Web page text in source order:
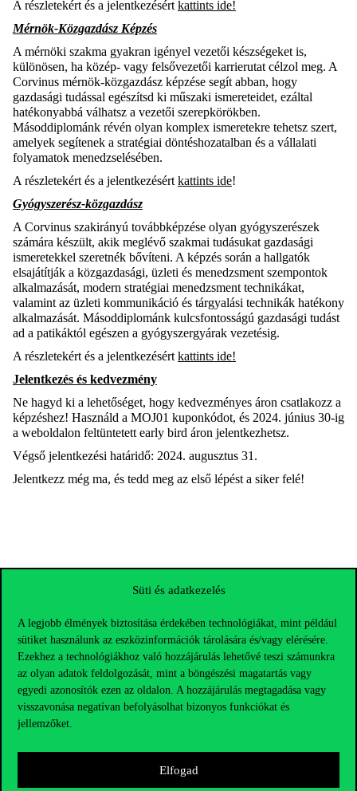
Süti és adatkezelés
A legjobb élmények biztosítása érdekében technológiákat, mint például
sütiket használunk az eszközinformációk tárolására és/vagy elérésére.
Ezekhez a technológiákhoz való hozzájárulás lehetővé teszi számunkra
az olyan adatok feldolgozását, mint a böngészési magatartás vagy
egyedi azonosítók ezen az oldalon. A hozzájárulás megtagadása vagy
visszavonása negatívan befolyásolhat bizonyos funkciókat és
jellemzőket.
Elfogad
A részletekért és a jelentkezésért kattints ide!
Mérnök-Közgazdász Képzés
A mérnöki szakma gyakran igényel vezetői készségeket is,
különösen, ha közép- vagy felsővezetői karrierutat célzol meg. A
Corvinus mérnök-közgazdász képzése segít abban, hogy
gazdasági tudással egészítsd ki műszaki ismereteidet, ezáltal
hatékonyabbá válhatsz a vezetői szerepkörökben.
Másoddiplománk révén olyan komplex ismeretekre tehetsz szert,
amelyek segítenek a stratégiai döntéshozatalban és a vállalati
folyamatok menedzselésében.
A részletekért és a jelentkezésért kattints ide!
Gyógyszerész-közgazdász
A Corvinus szakirányú továbbképzése olyan gyógyszerészek
számára készült, akik meglévő szakmai tudásukat gazdasági
ismeretekkel szeretnék bővíteni. A képzés során a hallgatók
elsajátítják a közgazdasági, üzleti és menedzsment szempontok
alkalmazását, modern stratégiai menedzsment technikákat,
valamint az üzleti kommunikáció és tárgyalási technikák hatékony
alkalmazását. Másoddiplománk kulcsfontosságú gazdasági tudást
ad a patikáktól egészen a gyógyszergyárak vezetésig.
A részletekért és a jelentkezésért kattints ide!
Jelentkezés és kedvezmény
Ne hagyd ki a lehetőséget, hogy kedvezményes áron csatlakozz a
képzéshez! Használd a MOJ01 kuponkódot, és 2024. június 30-ig
a weboldalon feltüntetett early bird áron jelentkezhetsz.
Végső jelentkezési határidő: 2024. augusztus 31.
Jelentkezz még ma, és tedd meg az első lépést a siker felé!
Elérhetőségek